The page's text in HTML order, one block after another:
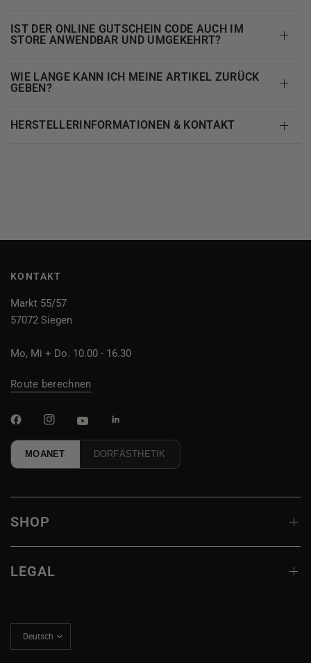
IST DER ONLINE GUTSCHEIN CODE AUCH IM
STORE ANWENDBAR UND UMGEKEHRT?
WIE LANGE KANN ICH MEINE ARTIKEL ZURÜCK
GEBEN?
HERSTELLERINFORMATIONEN & KONTAKT
KONTAKT
Markt 55/57
57072 Siegen
Mo, Mi + Do. 10.00 - 16.30
Route berechnen
MOANET DORFÄSTHETIK
SHOP
LEGAL